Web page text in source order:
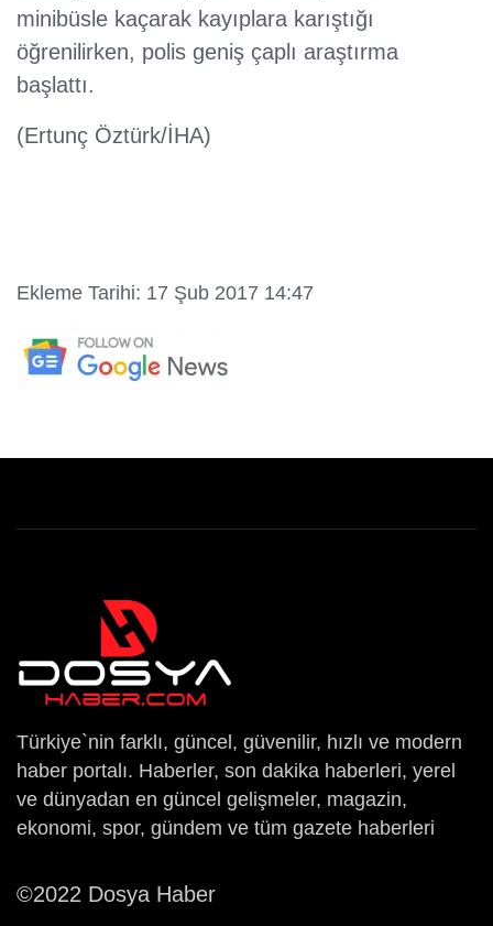
minibüsle kaçarak kayıplara karıştığı
öğrenilirken, polis geniş çaplı araştırma
başlattı.
(Ertunç Öztürk/İHA)
Ekleme Tarihi: 17 Şub 2017 14:47
Türkiye`nin farklı, güncel, güvenilir, hızlı ve modern
haber portalı. Haberler, son dakika haberleri, yerel
ve dünyadan en güncel gelişmeler, magazin,
ekonomi, spor, gündem ve tüm gazete haberleri
©2022 Dosya Haber